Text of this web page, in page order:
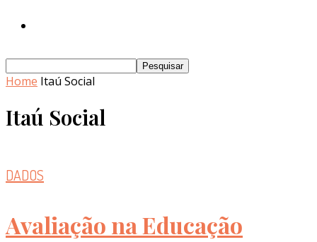
Home Itaú Social
Itaú Social
DADOS
Avaliação na Educação